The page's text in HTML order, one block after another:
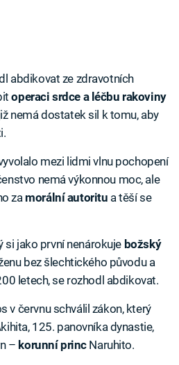
abdikovat ze zdravotních
operaci srdce a léčbu rakoviny
nemá dostatek sil k tomu, aby
mezi lidmi vlnu pochopení
nemá výkonnou moc, ale
za morální autoritu a těší se
si jako první nenárokuje božský
bez šlechtického původu a
letech, se rozhodl abdikovat.
v červnu schválil zákon, který
125. panovníka dynastie,
– korunní princNaruhito.